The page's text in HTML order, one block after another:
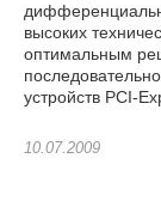
высоких
оптимальным
устройств PCI-
10.07.2009